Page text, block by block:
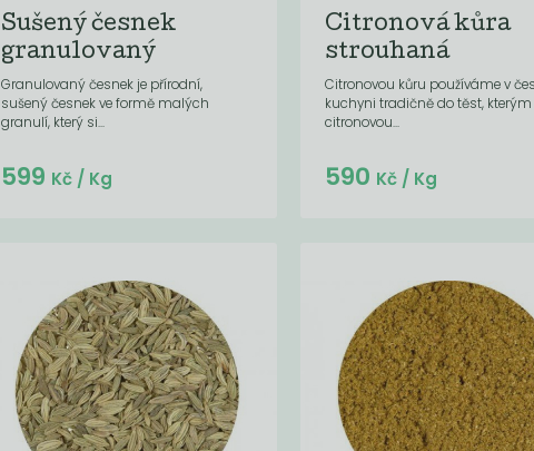
Sušený česnek
granulovaný
Granulovaný česnek je přírodní,
sušený česnek ve formě malých
granulí, který si...
Do košíku:
599 Kč / Kg
Citronová kůra
strouhaná
Citronovou kůru používáme v
kuchyni tradičně do těst,
citronovou...
Do košíku:
590 Kč/ Kg